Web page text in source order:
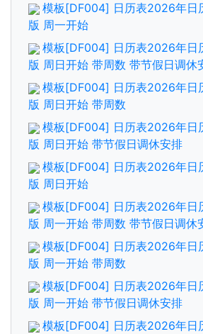
模板[DF004] 日历表2026年日
版 周一开始
模板[DF004] 日历表2026年日
版 周日开始 带周数 带节假日调休
模板[DF004] 日历表2026年日
版 周日开始 带周数
模板[DF004] 日历表2026年日
版 周日开始 带节假日调休安排
模板[DF004] 日历表2026年日
版 周日开始
模板[DF004] 日历表2026年日
版 周一开始 带周数 带节假日调休
模板[DF004] 日历表2026年日
版 周一开始 带周数
模板[DF004] 日历表2026年日
版 周一开始 带节假日调休安排
模板[DF004] 日历表2026年日